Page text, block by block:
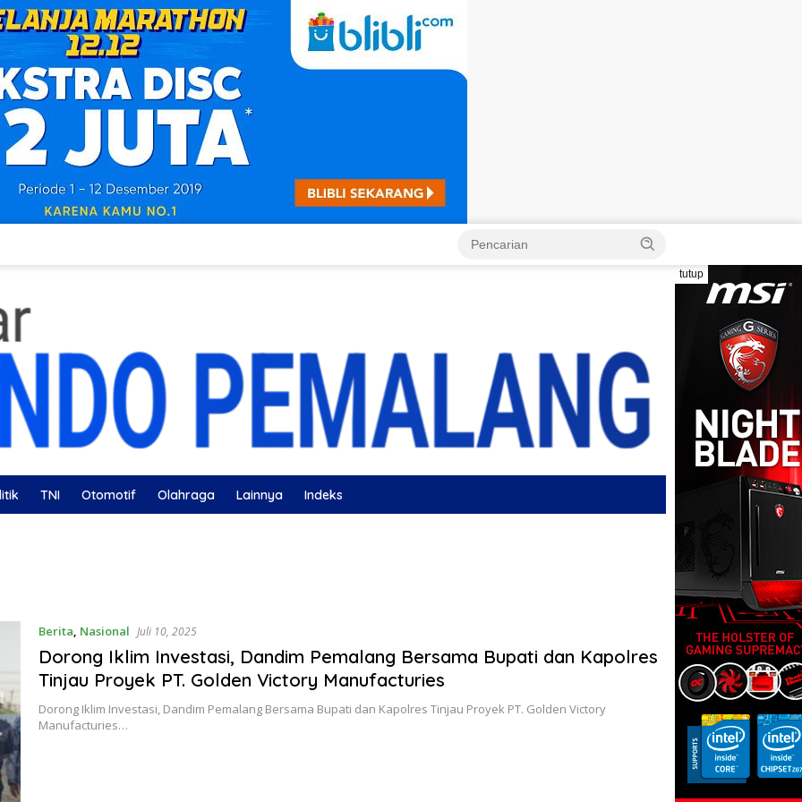
tutup
TNI Otomotif Olahraga Lainnya Indeks
Berita, Nasional Juli 10, 2025
Dorong Iklim Investasi, Dandim Pemalang Bersama Bupati dan Kapolres
Tinjau Proyek PT. Golden Victory Manufacturies
Dorong Iklim Investasi, Dandim Pemalang Bersama Bupati dan Kapolres Tinjau Proyek PT. Golden Victory
Manufacturies…